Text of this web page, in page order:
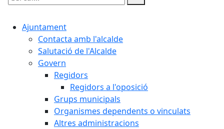
Cercar:
Ajuntament
Contacta amb l'alcalde
Salutació de l'Alcalde
Govern
Regidors
Regidors a l'oposició
Grups municipals
Organismes dependents o vinculats
Altres administracions